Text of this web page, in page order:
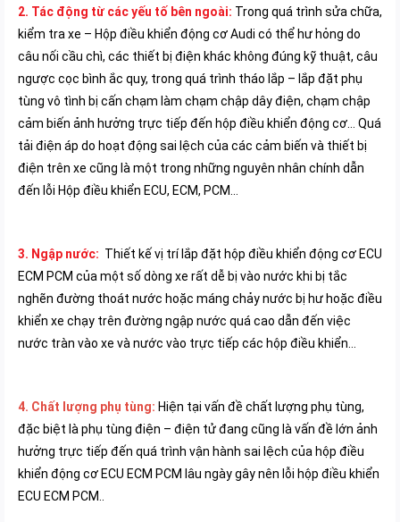
2. Tác động từ các yếu tố bên ngoài: Trong quá trình sửa chữa,
kiểm tra xe – Hộp điều khiển động cơ Audi có thể hư hỏng do
câu nối cầu chì, các thiết bị điện khác không đúng kỹ thuật, câu
ngược cọc bình ắc quy, trong quá trình tháo lắp – lắp đặt phụ
tùng vô tình bị cấn chạm làm chạm chập dây điện, chạm chập
cảm biến ảnh hưởng trực tiếp đến hộp điều khiển động cơ… Quá
tải điện áp do hoạt động sai lệch của các cảm biến và thiết bị
điện trên xe cũng là một trong những nguyên nhân chính dẫn
đến lỗi Hộp điều khiển ECU, ECM, PCM…
3. Ngập nước: Thiết kế vị trí lắp đặt hộp điều khiển động cơ ECU
ECM PCM của một số dòng xe rất dễ bị vào nước khi bị tắc
nghẽn đường thoát nước hoặc máng chảy nước bị hư hoặc điều
khiển xe chạy trên đường ngập nước quá cao dẫn đến việc
nước tràn vào xe và nước vào trực tiếp các hộp điều khiển…
4. Chất lượng phụ tùng: Hiện tại vấn đề chất lượng phụ tùng,
đặc biệt là phụ tùng điện – điện tử đang cũng là vấn đề lớn ảnh
hưởng trực tiếp đến quá trình vận hành sai lệch của hộp điều
khiển động cơ ECU ECM PCM lâu ngày gây nên lỗi hộp điều khiển
ECU ECM PCM..